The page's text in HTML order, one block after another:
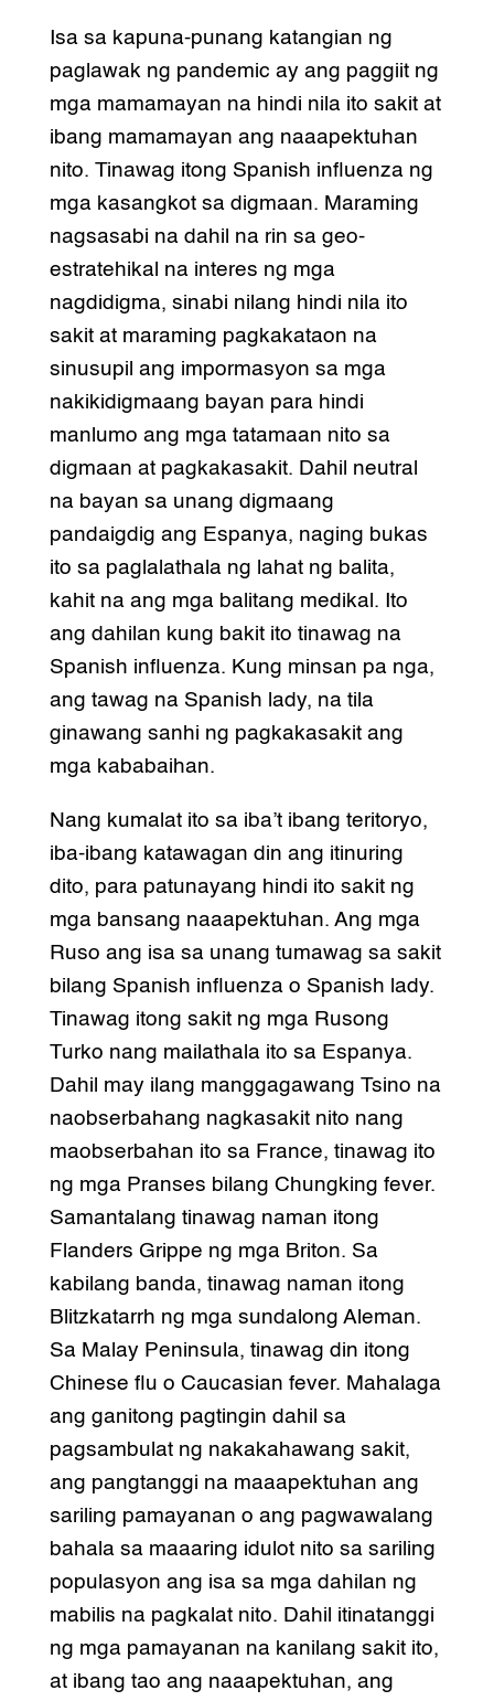
Isa sa kapuna-punang katangian ng
paglawak ng pandemic ay ang paggiit ng
mga mamamayan na hindi nila ito sakit at
ibang mamamayan ang naaapektuhan
nito. Tinawag itong Spanish influenza ng
mga kasangkot sa digmaan. Maraming
nagsasabi na dahil na rin sa geo-
estratehikal na interes ng mga
nagdidigma, sinabi nilang hindi nila ito
sakit at maraming pagkakataon na
sinusupil ang impormasyon sa mga
nakikidigmaang bayan para hindi
manlumo ang mga tatamaan nito sa
digmaan at pagkakasakit. Dahil neutral
na bayan sa unang digmaang
pandaigdig ang Espanya, naging bukas
ito sa paglalathala ng lahat ng balita,
kahit na ang mga balitang medikal. Ito
ang dahilan kung bakit ito tinawag na
Spanish influenza. Kung minsan pa nga,
ang tawag na Spanish lady, na tila
ginawang sanhi ng pagkakasakit ang
mga kababaihan.
Nang kumalat ito sa iba’t ibang teritoryo,
iba-ibang katawagan din ang itinuring
dito, para patunayang hindi ito sakit ng
mga bansang naaapektuhan. Ang mga
Ruso ang isa sa unang tumawag sa sakit
bilang Spanish influenza o Spanish lady.
Tinawag itong sakit ng mga Rusong
Turko nang mailathala ito sa Espanya.
Dahil may ilang manggagawang Tsino na
naobserbahang nagkasakit nito nang
maobserbahan ito sa France, tinawag ito
ng mga Pranses bilang Chungking fever.
Samantalang tinawag naman itong
Flanders Grippe ng mga Briton. Sa
kabilang banda, tinawag naman itong
Blitzkatarrh ng mga sundalong Aleman.
Sa Malay Peninsula, tinawag din itong
Chinese flu o Caucasian fever. Mahalaga
ang ganitong pagtingin dahil sa
pagsambulat ng nakakahawang sakit,
ang pangtanggi na maaapektuhan ang
sariling pamayanan o ang pagwawalang
bahala sa maaaring idulot nito sa sariling
populasyon ang isa sa mga dahilan ng
mabilis na pagkalat nito. Dahil itinatanggi
ng mga pamayanan na kanilang sakit ito,
at ibang tao ang naaapektuhan, ang